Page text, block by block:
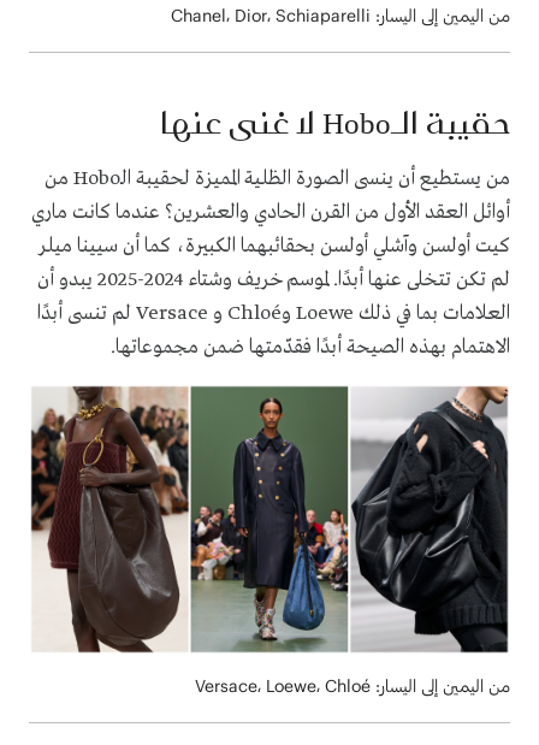
من اليمين إلى اليسار: Chanel، Dior، Schiaparelli
حقيبة الـHobo لا غنى عنها
من يستطيع أن ينسى الصورة الظلية المميزة لحقيبة الـHobo من
أوائل العقد الأول من القرن الحادي والعشرين؟ عندما كانت ماري
كيت أولسن وآشلي أولسن بحقائبهما الكبيرة، كما أن سيينا ميلر
لم تكن تتخلى عنها أبدًا. لموسم خريف وشتاء 2024-2025 يبدو أن
العلامات بما في ذلك Loewe وChloé و Versace لم تنسى أبدًا
الاهتمام بهذه الصيحة أبدًا فقدّمتها ضمن مجموعاتها.
من اليمين إلى اليسار: Versace، Loewe، Chloé